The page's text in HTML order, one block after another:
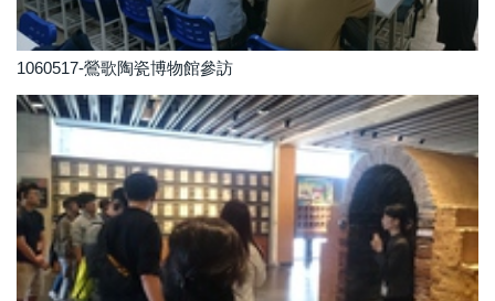
1060517-鶯歌陶瓷博物館參訪